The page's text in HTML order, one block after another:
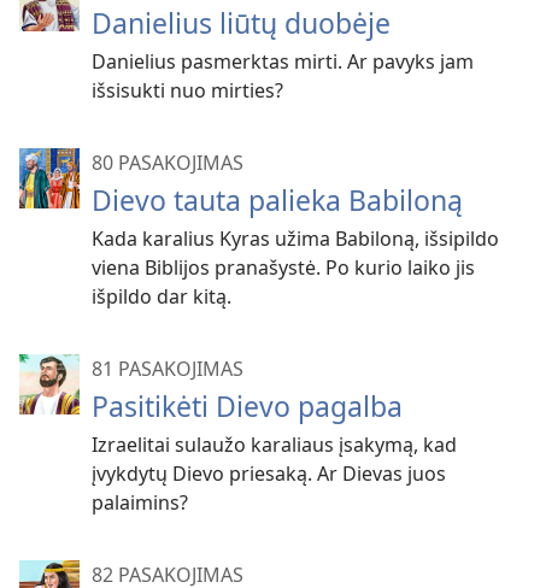
Danielius liūtų duobėje
Danielius pasmerktas mirti. Ar pavyks jam
išsisukti nuo mirties?
80 PASAKOJIMAS
Dievo tauta palieka Babiloną
Kada karalius Kyras užima Babiloną, išsipildo
viena Biblijos pranašystė. Po kurio laiko jis
išpildo dar kitą.
81 PASAKOJIMAS
Pasitikėti Dievo pagalba
Izraelitai sulaužo karaliaus įsakymą, kad
įvykdytų Dievo priesaką. Ar Dievas juos
palaimins?
82 PASAKOJIMAS